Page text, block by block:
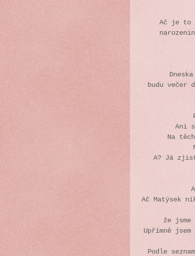
Ač je to
budu večer
Ani
Na
A? Já
Ač Matýsek
že
Upřímně jsem
Podle